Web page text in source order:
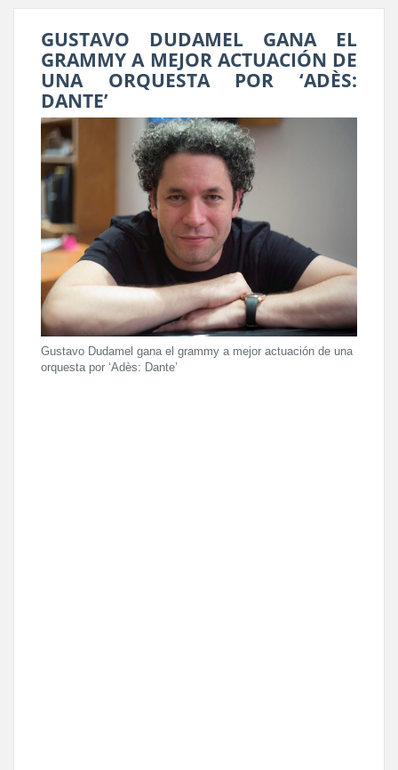
GUSTAVO DUDAMEL GANA EL
GRAMMY A MEJOR ACTUACIÓN DE
UNA ORQUESTA POR ‘ADÈS:
DANTE’
Gustavo Dudamel gana el grammy a mejor actuación de una
orquesta por ‘Adès: Dante’